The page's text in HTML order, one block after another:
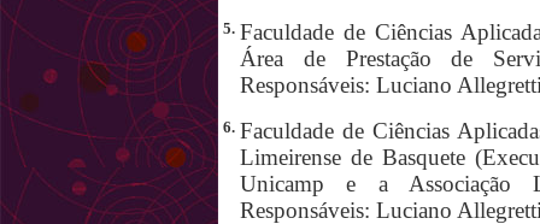
5. Faculdade de Ciências
Área de Prestação de
Responsáveis: Luciano
6. Faculdade de Ciências
Limeirense de Basquete
Unicamp e a Associação
Responsáveis: Luciano